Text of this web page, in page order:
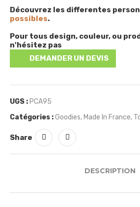
Découvrez les differentes
possibles.
Pour tous design, couleur, ou
n'hésitez pas
DEMANDER UN DEVIS
UGS : PCA95
Catégories :Goodies, Made In France,
Share
DESCRIPTION